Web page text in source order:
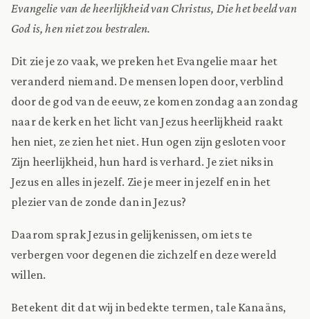
Evangelie van de heerlijkheid van Christus, Die het beeld van
God is, hen niet zou bestralen.
Dit zie je zo vaak, we preken het Evangelie maar het
veranderd niemand. De mensen lopen door, verblind
door de god van de eeuw, ze komen zondag aan zondag
naar de kerk en het licht van Jezus heerlijkheid raakt
hen niet, ze zien het niet. Hun ogen zijn gesloten voor
Zijn heerlijkheid, hun hard is verhard. Je ziet niks in
Jezus en alles in jezelf. Zie je meer in jezelf en in het
plezier van de zonde dan in Jezus?
Daarom sprak Jezus in gelijkenissen, om iets te
verbergen voor degenen die zichzelf en deze wereld
willen.
Betekent dit dat wij in bedekte termen, tale Kanaäns,